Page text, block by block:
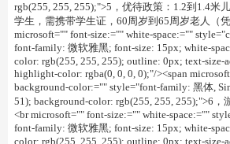
rgb(255, 255, 255);">5，优待政策：1.2到1.4米
学生，需携带学生证，60周岁到65周岁老人（
microsoft="" font-size:="" white-space:=""
font-family: 微软雅黑; font-size: 15px; white-
color: rgb(255, 255, 255); outline: 0px; text-size-
highlight-color: rgba(0, 0, 0, 0);"/><span
background-color:="" style="font-family: 黑体,
51); background-color: rgb(255, 255, 255);">6，
<br microsoft="" font-size:="" white-space:=""
font-family: 微软雅黑; font-size: 15px; white-
color: rgb(255, 255, 255); outline: 0px; text-size-